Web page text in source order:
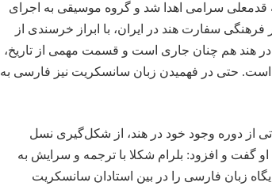
قدمعلی سرامی اهدا شد و گروه موسیقی به اجرای
فرهنگی سفارت هند در ایران، با ابراز خرسندی از
هند هم چنان جاری است و قسمت مهمی از تاریخ،
است. حتی در فهمیدن زبان سانسکریت نیز فارسی به
از دوره وجود خود در هند، از شکل‌گیری نسل
گفت و افزود: بلرام شکلا با ترجمه و سرایش به
زبان فارسی را در بین استادان سانسکریت